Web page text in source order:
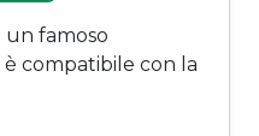
un famoso
compatibile con la